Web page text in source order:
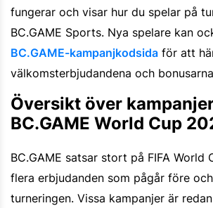
fungerar och visar hur du spelar på
BC.GAME Sports. Nya spelare kan
BC.GAME-kampanjkodsida för att
välkomsterbjudandena och
Översikt över
BC.GAME World Cup
BC.GAME satsar stort på FIFA World
flera erbjudanden som pågår före
turneringen. Vissa kampanjer är